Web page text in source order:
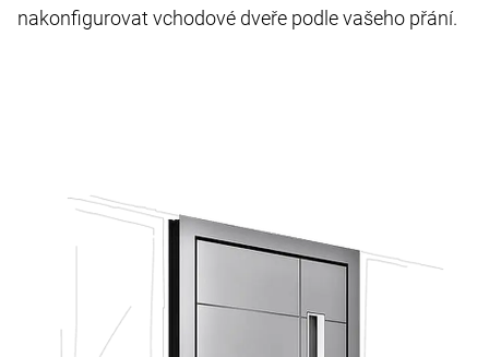
nakonfigurovat vchodové dveře podle vašeho přání.